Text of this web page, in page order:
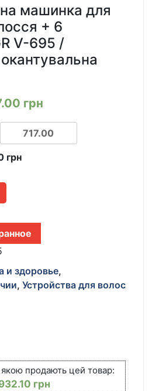
машинка для
+ 6
V-695 /
грн
грн
и здоровье,
, Устройства для волос
продають цей товар:
грн